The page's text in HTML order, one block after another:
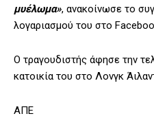
μυέλωμα», ανακοίνωσε το
λογαριασμού του στο
Ο τραγουδιστής άφησε την
κατοικία του στο Λονγκ
ΑΠΕ